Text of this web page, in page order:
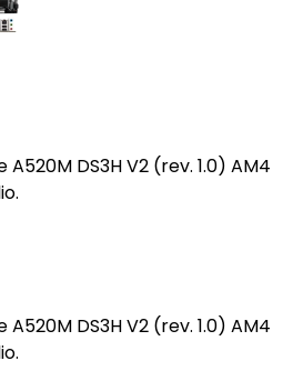
DS3H V2 (rev. 1.0) AM4
DS3H V2 (rev. 1.0) AM4